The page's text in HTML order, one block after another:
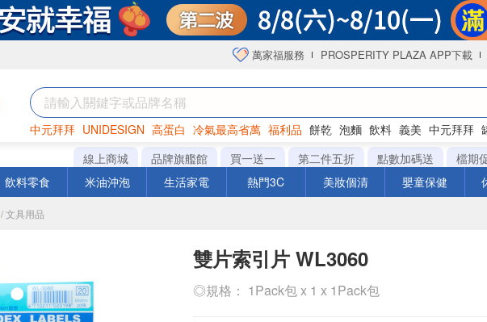
萬家福服務 PROSPERITY PLAZA APP下載
中元拜拜 UNIDESIGN 高蛋白 冷氣最高省萬 福利品 餅乾 泡麵 飲料 義美 中元拜拜
巧克力 衛生紙 咖啡
線上商城 品牌旗艦館 買一送一 第二件五折 點數加碼送
檔期
飲料零食 米油沖泡 生活家電 熱門3C 美妝個清 嬰童保健
/ 文具用品
雙片索引片 WL3060
◎規格： 1Pack包 x 1 x 1Pack包